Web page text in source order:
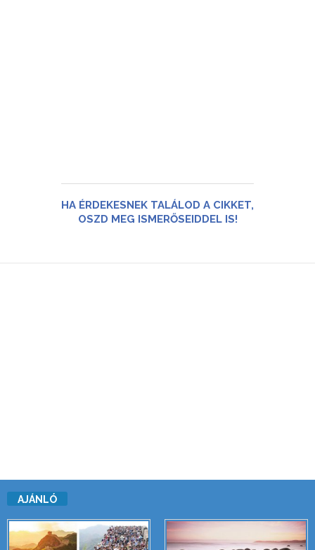
HA ÉRDEKESNEK TALÁLOD A CIKKET,
OSZD MEG ISMERŐSEIDDEL IS!
AJÁNLÓ